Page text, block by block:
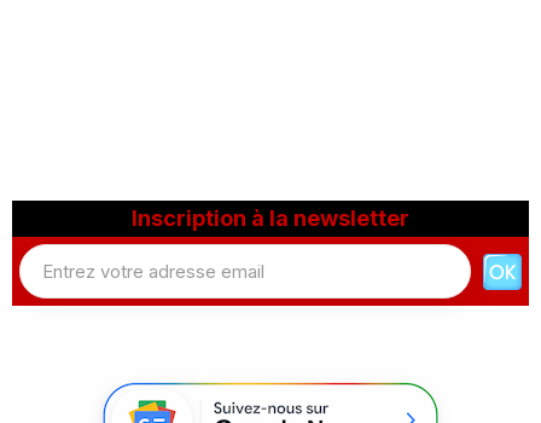
Inscription à la newsletter